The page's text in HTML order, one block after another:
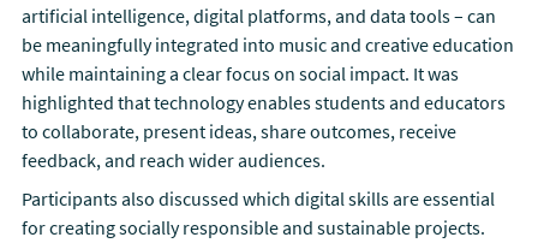
artificial intelligence, digital platforms, and data tools – can
be meaningfully integrated into music and creative education
while maintaining a clear focus on social impact. It was
highlighted that technology enables students and educators
to collaborate, present ideas, share outcomes, receive
feedback, and reach wider audiences.
Participants also discussed which digital skills are essential
for creating socially responsible and sustainable projects.